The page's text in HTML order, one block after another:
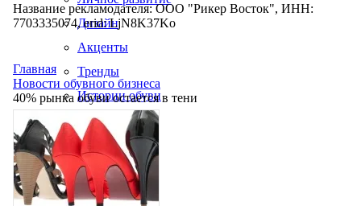
Дизайн
Акценты
Тренды
Истории обуви
Производство
Название рекламодателя: ООО "Рикер Восток", ИНН:
7703335074, erid: LjN8K37Ko
Главная
Новости обувного бизнеса
40% рынка обуви остается в тени